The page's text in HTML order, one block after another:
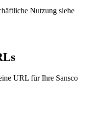
Nutzung siehe
URL für Ihre Sansco